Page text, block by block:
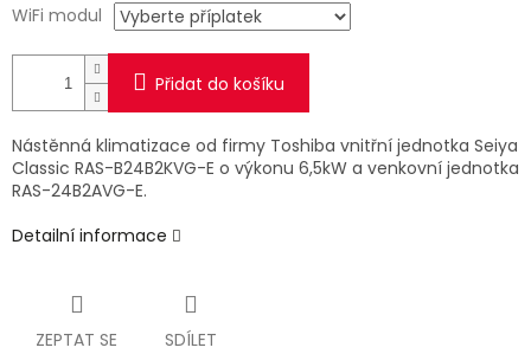
WiFi modul
Přidat do košíku
Nástěnná klimatizace od firmy Toshiba vnitřní jednotka Seiya
Classic RAS-B24B2KVG-E o výkonu 6,5kW a venkovní jednotka
RAS-24B2AVG-E.
Detailní informace
ZEPTAT SE SDÍLET